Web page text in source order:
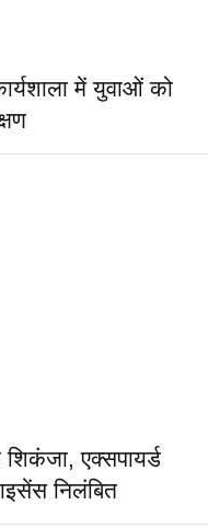
में युवाओं को
एक्सपायर्ड
निलंबित